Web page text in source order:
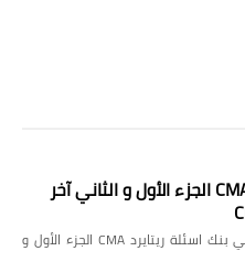
بنك اسئلة ريتايرد CMA الجزء الأول و الثاني آخر
أحدث بنك أسئلة ريتايرد للجزء الأول والثاني بنك اسئلة ريتايرد CMA الجزء الأول و